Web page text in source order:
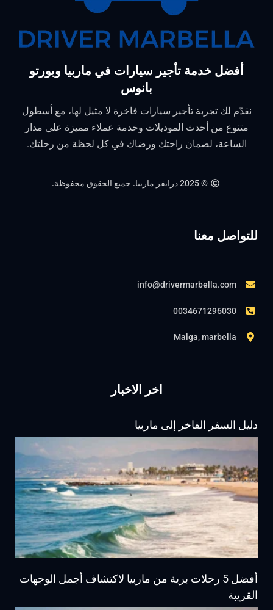
أفضل خدمة تأجير سيارات في ماربيا وبورتو
بانوس
نقدّم لك تجربة تأجير سيارات فاخرة لا مثيل لها، مع أسطول
متنوع من أحدث الموديلات وخدمة عملاء مميزة على مدار
الساعة، لضمان راحتك ورضاك في كل لحظة من رحلتك.
© 2025 درايفر ماربيا. جميع الحقوق محفوظة.
للتواصل معنا
info@drivermarbella.com
0034671296030
Malga, marbella
اخر الاخبار
دليل السفر الفاخر إلى ماربيا
أفضل 5 رحلات برية من ماربيا لاكتشاف أجمل الوجهات
القريبة